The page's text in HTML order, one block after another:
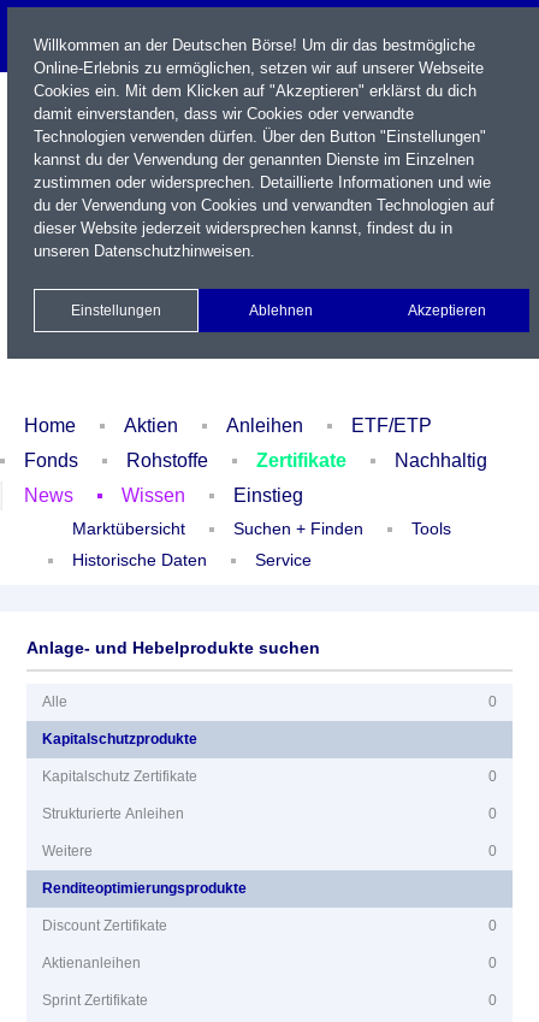
Name / WKN / ISIN / Kürzel
Newsletter Kontakt
Xetra Realtime
Watchlist Portfolio Login
Home Aktien Anleihen
ETF/ETP
Fonds
Rohstoffe Zertifikate
Nachhaltig
News
Wissen Einstieg
Marktübersicht Suchen + Finden
Tools
Historische Daten
Service
Anlage- und Hebelprodukte suchen
Alle 0
Kapitalschutzprodukte
Kapitalschutz Zertifikate 0
Strukturierte Anleihen 0
Weitere 0
Renditeoptimierungsprodukte
Discount Zertifikate 0
Aktienanleihen 0
Sprint Zertifikate 0
Willkommen an der Deutschen Börse! Um dir das bestmögliche
Online-Erlebnis zu ermöglichen, setzen wir auf unserer Webseite
Cookies ein. Mit dem Klicken auf "Akzeptieren" erklärst du dich
damit einverstanden, dass wir Cookies oder verwandte
Technologien verwenden dürfen. Über den Button "Einstellungen"
kannst du der Verwendung der genannten Dienste im Einzelnen
zustimmen oder widersprechen. Detaillierte Informationen und wie
du der Verwendung von Cookies und verwandten Technologien auf
dieser Website jederzeit widersprechen kannst, findest du in
unseren Datenschutzhinweisen.
Einstellungen Ablehnen Akzeptieren